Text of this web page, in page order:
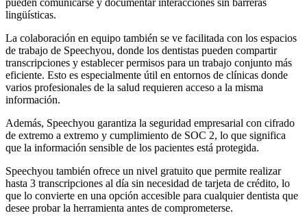
lingüísticas.
La colaboración en equipo también se ve facilitada con los espacios
de trabajo de Speechyou, donde los dentistas pueden compartir
transcripciones y establecer permisos para un trabajo conjunto más
eficiente. Esto es especialmente útil en entornos de clínicas donde
varios profesionales de la salud requieren acceso a la misma
información.
Además, Speechyou garantiza la seguridad empresarial con cifrado
de extremo a extremo y cumplimiento de SOC 2, lo que significa
que la información sensible de los pacientes está protegida.
Speechyou también ofrece un nivel gratuito que permite realizar
hasta 3 transcripciones al día sin necesidad de tarjeta de crédito, lo
que lo convierte en una opción accesible para cualquier dentista que
desee probar la herramienta antes de comprometerse.